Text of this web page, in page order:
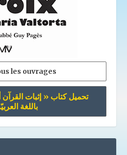
les ouvrages
تحميل كتاب « إثبات القرآن
باللغة